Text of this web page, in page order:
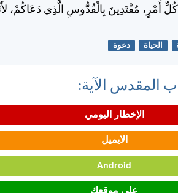
أَمْرٍ، مُقْتَدِينَ بِالْقُدُّوسِ الَّذِي دَعَاكُمْ،
الحياة دعوة
المقدس الآية:
الإخطار اليومي
الايميل
Android